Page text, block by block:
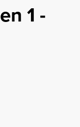
1 -